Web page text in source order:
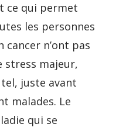
ce qui permet
les personnes
cancer n’ont pas
stress majeur,
juste avant
malades. Le
qui se